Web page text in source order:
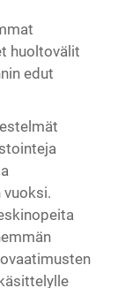
huoltovälit
edut